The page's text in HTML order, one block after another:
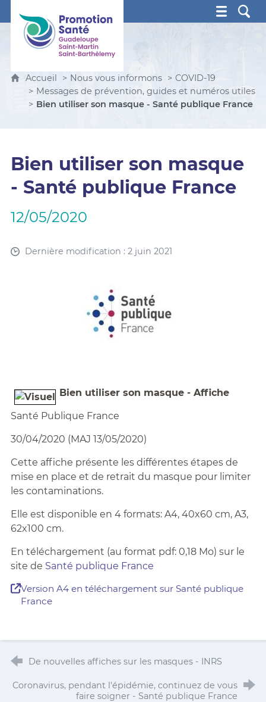
Promotion Santé Guadeloupe, Saint-Martin, Saint
Accueil Nous vous informons
COVID-19
Messages de prévention, guides et numéros utiles
Bien utiliser son masque - Santé publique France
Bien utiliser son masque
- Santé publique France
12/05/2020
Dernière modification : 2 juin 2021
Bien utiliser son masque - Affiche
Santé Publique France
30/04/2020 (MAJ 13/05/2020)
Cette affiche présente les différentes étapes de
mise en place et de retrait du masque pour limiter
les contaminations.
Elle est disponible en 4 formats: A4, 40x60 cm, A3,
62x100 cm.
En téléchargement (au format pdf: 0,18 Mo) sur le
site de Santé publique France
Version A4 en téléchargement sur Santé publique
France
De nouvelles affiches sur les masques - INRS
Coronavirus, pendant l'épidémie, continuez de vous
faire soigner - Santé publique France